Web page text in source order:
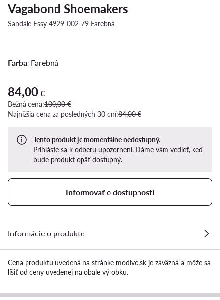
Vagabond Shoemakers
Sandále Essy 4929-002-79 Farebná
Farba: Farebná
Aktuálna cena 84,00 €
84,00 €
Bežná cena:100,00 €
Najnižšia cena za posledných 30 dní:84,00 €
Tento produkt je momentálne nedostupný.
Prihláste sa k odberu upozornení. Dáme vám vedieť, keď
bude produkt opäť dostupný.
Informovať o dostupnosti
Informácie o produkte
Cena produktu uvedená na stránke modivo.sk je záväzná a môže sa
líšiť od ceny uvedenej na obale výrobku.